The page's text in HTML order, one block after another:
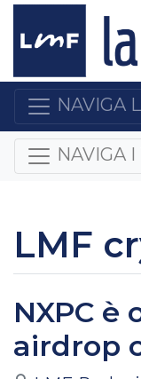
NAVIGA
NAVIGA
LMF
NXPC è
airdrop